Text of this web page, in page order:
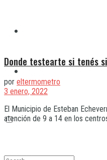
Donde testearte si tenés
por eltermometro
3 enero, 2022
El Municipio de Esteban
atención de 9 a 14 en los